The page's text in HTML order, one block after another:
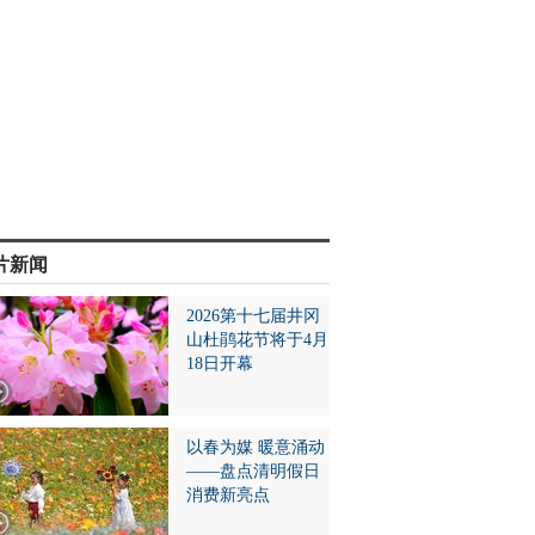
新闻
2026第十七届井冈
山杜鹃花节将于4月
18日开幕
以春为媒 暖意涌动
——盘点清明假日
消费新亮点